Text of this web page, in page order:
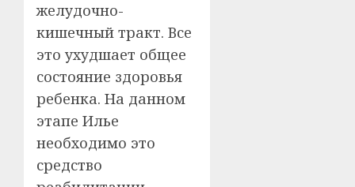
желудочно-
кишечный тракт. Все
это ухудшает общее
состояние здоровья
ребенка. На данном
этапе Илье
необходимо это
средство